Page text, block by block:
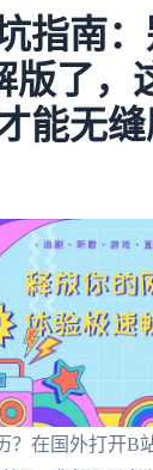
指南
版了，
能无缝
？在国外打开B